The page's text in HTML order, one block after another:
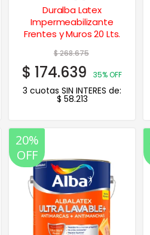
Duralba Latex
Impermeabilizante
Frentes y Muros 20 Lts.
$268.675
$ 174.639 35% OFF
3 cuotas SIN INTERES de:
$ 58.213
20%
OFF